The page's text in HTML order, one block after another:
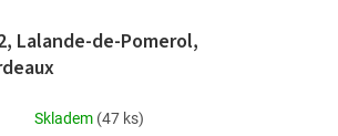
Lalande-de-Pomerol,
Skladem (47 ks)